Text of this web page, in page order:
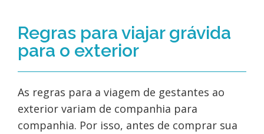
Regras para viajar grávida
para o exterior
As regras para a viagem de gestantes ao
exterior variam de companhia para
companhia. Por isso, antes de comprar sua